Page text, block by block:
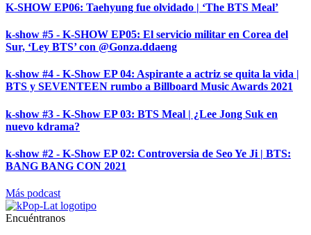
K-SHOW EP06: Taehyung fue olvidado | ‘The BTS Meal’
k-show #5 - K-SHOW EP05: El servicio militar en Corea del
Sur, ‘Ley BTS’ con @Gonza.ddaeng
k-show #4 - K-Show EP 04: Aspirante a actriz se quita la vida |
BTS y SEVENTEEN rumbo a Billboard Music Awards 2021
k-show #3 - K-Show EP 03: BTS Meal | ¿Lee Jong Suk en
nuevo kdrama?
k-show #2 - K-Show EP 02: Controversia de Seo Ye Ji | BTS:
BANG BANG CON 2021
Más podcast
Encuéntranos